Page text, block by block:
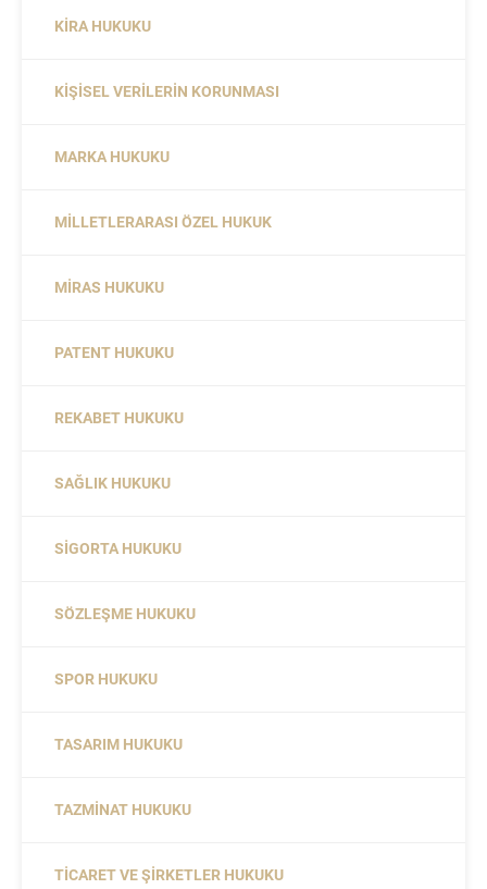
KIRA HUKUKU
KIŞISEL VERILERIN KORUNMASI
MARKA HUKUKU
MILLETLERARASI ÖZEL HUKUK
MIRAS HUKUKU
PATENT HUKUKU
REKABET HUKUKU
SAĞLIK HUKUKU
SIGORTA HUKUKU
SÖZLEŞME HUKUKU
SPOR HUKUKU
TASARIM HUKUKU
TAZMINAT HUKUKU
TICARET VE ŞIRKETLER HUKUKU